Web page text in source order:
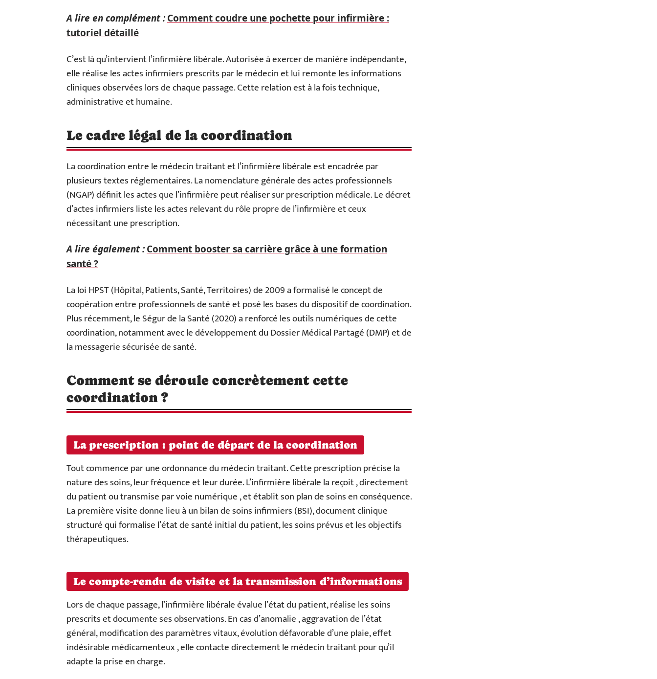
A lire en complément :Comment coudre une pochette pour infirmière :
tutoriel détaillé
C’est là qu’intervient l’infirmière libérale. Autorisée à exercer de manière indépendante,
elle réalise les actes infirmiers prescrits par le médecin et lui remonte les informations
cliniques observées lors de chaque passage. Cette relation est à la fois technique,
administrative et humaine.
Le cadre légal de la coordination
La coordination entre le médecin traitant et l’infirmière libérale est encadrée par
plusieurs textes réglementaires. La nomenclature générale des actes professionnels
(NGAP) définit les actes que l’infirmière peut réaliser sur prescription médicale. Le décret
d’actes infirmiers liste les actes relevant du rôle propre de l’infirmière et ceux
nécessitant une prescription.
A lire également :Comment booster sa carrière grâce à une formation
santé ?
La loi HPST (Hôpital, Patients, Santé, Territoires) de 2009 a formalisé le concept de
coopération entre professionnels de santé et posé les bases du dispositif de coordination.
Plus récemment, le Ségur de la Santé (2020) a renforcé les outils numériques de cette
coordination, notamment avec le développement du Dossier Médical Partagé (DMP) et de
la messagerie sécurisée de santé.
Comment se déroule concrètement cette
coordination ?
La prescription : point de départ de la coordination
Tout commence par une ordonnance du médecin traitant. Cette prescription précise la
nature des soins, leur fréquence et leur durée. L’infirmière libérale la reçoit , directement
du patient ou transmise par voie numérique , et établit son plan de soins en conséquence.
La première visite donne lieu à un bilan de soins infirmiers (BSI), document clinique
structuré qui formalise l’état de santé initial du patient, les soins prévus et les objectifs
thérapeutiques.
Le compte-rendu de visite et la transmission d’informations
Lors de chaque passage, l’infirmière libérale évalue l’état du patient, réalise les soins
prescrits et documente ses observations. En cas d’anomalie , aggravation de l’état
général, modification des paramètres vitaux, évolution défavorable d’une plaie, effet
indésirable médicamenteux , elle contacte directement le médecin traitant pour qu’il
adapte la prise en charge.